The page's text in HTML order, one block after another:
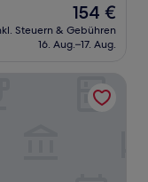
Der
Preis
beträgt
154 €
Steuern & Gebühren
16. Aug.–17. Aug.